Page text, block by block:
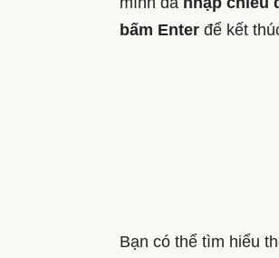
bấm Enter để kết
Bạn có thể tìm hiểu